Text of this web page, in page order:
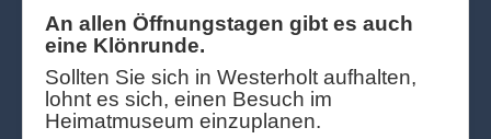
An allen Öffnungstagen gibt es auch
eine Klönrunde.
Sollten Sie sich in Westerholt aufhalten,
lohnt es sich, einen Besuch im
Heimatmuseum einzuplanen.